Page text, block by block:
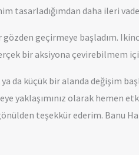
tasarladığımdan daha ileri
geçirmeye başladım.
bir aksiyona çevirebilmem
küçük bir alanda değişim
yaklaşımınız olarak hemen
teşekkür ederim. Banu